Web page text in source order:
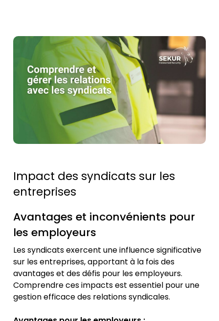
Impact des syndicats sur les
entreprises
Avantages et inconvénients pour
les employeurs
Les syndicats exercent une influence significative
sur les entreprises, apportant à la fois des
avantages et des défis pour les employeurs.
Comprendre ces impacts est essentiel pour une
gestion efficace des relations syndicales.